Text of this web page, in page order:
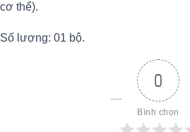
cơ thể).
Số lượng: 01 bộ.
0
Bình chọn